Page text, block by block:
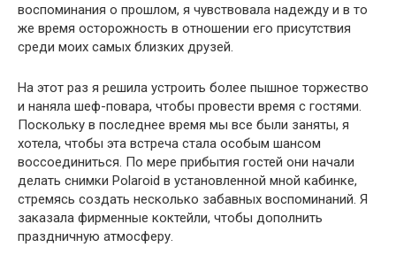
воспоминания о прошлом, я чувствовала надежду и в то
же время осторожность в отношении его присутствия
среди моих самых близких друзей.
На этот раз я решила устроить более пышное торжество
и наняла шеф-повара, чтобы провести время с гостями.
Поскольку в последнее время мы все были заняты, я
хотела, чтобы эта встреча стала особым шансом
воссоединиться. По мере прибытия гостей они начали
делать снимки Polaroid в установленной мной кабинке,
стремясь создать несколько забавных воспоминаний. Я
заказала фирменные коктейли, чтобы дополнить
праздничную атмосферу.